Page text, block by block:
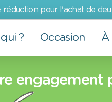
réduction pour l'achat de
Cartes de vœux
?
Papa
Occasion
Saint-Valentin
À
Plus qu'un livre
engagement